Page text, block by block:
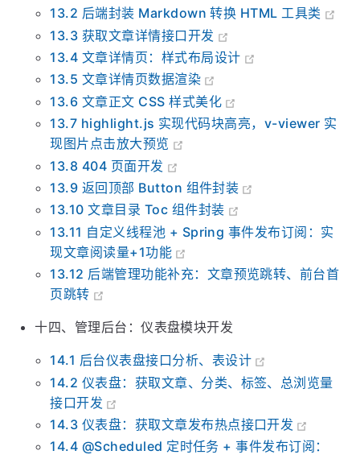
13.1 文章详情页接口分析
13.2 后端封装 Markdown 转换 HTML 工具类
13.3 获取文章详情接口开发
13.4 文章详情页：样式布局设计
13.5 文章详情页数据渲染
13.6 文章正文 CSS 样式美化
13.7 highlight.js 实现代码块高亮，v-viewer 实
现图片点击放大预览
13.8 404 页面开发
13.9 返回顶部 Button 组件封装
13.10 文章目录 Toc 组件封装
13.11 自定义线程池 + Spring 事件发布订阅：实
现文章阅读量+1功能
13.12 后端管理功能补充：文章预览跳转、前台首
页跳转
十四、管理后台：仪表盘模块开发
14.1 后台仪表盘接口分析、表设计
14.2 仪表盘：获取文章、分类、标签、总浏览量
接口开发
14.3 仪表盘：获取文章发布热点接口开发